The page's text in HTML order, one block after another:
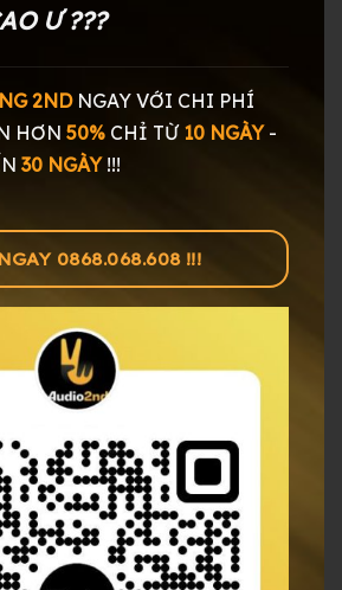
Ư ???
2NDNGAY VỚI CHI PHÍ
HƠN 50% CHỈ TỪ 10 NGÀY-
30 NGÀY!!!
0868.068.608 !!!